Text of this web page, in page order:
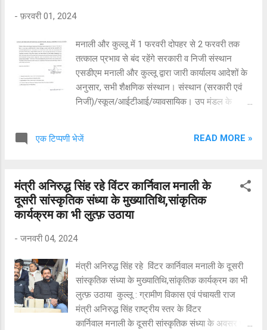
- फ़रवरी 01, 2024
मनाली और कुल्लू में 1 फरवरी दोपहर से 2 फरवरी तक
तत्काल प्रभाव से बंद रहेंगे सरकारी व निजी संस्थान
एसडीएम मनाली और कुल्लू द्वारा जारी कार्यालय आदेशों के
अनुसार, सभी शैक्षणिक संस्थान। संस्थान (सरकारी एवं
निजी)/स्कूल/आईटीआई/व्यावसायिक। उप मंडल के
फरवरी को तत्काल प्रभाव से बंद रहेंगे।
एक टिप्पणी भेजें READ MORE »
मंत्री अनिरुद्ध सिंह रहे विंटर कार्निवाल मनाली के
दूसरी सांस्कृतिक संध्या के मुख्यातिथि,सांकृतिक
कार्यक्रम का भी लुत्फ़ उठाया
- जनवरी 04, 2024
मंत्री अनिरुद्ध सिंह रहे विंटर कार्निवाल मनाली के दूसरी
सांस्कृतिक संध्या के मुख्यातिथि,सांकृतिक कार्यक्रम का भी
लुत्फ़ उठाया कुल्लू : ग्रामीण विकास एवं पंचायती राज
मंत्री अनिरुद्ध सिंह राष्ट्रीय स्तर के विंटर
कार्निवाल मनाली के दूसरी सांस्कृतिक संध्या के अवसर पर